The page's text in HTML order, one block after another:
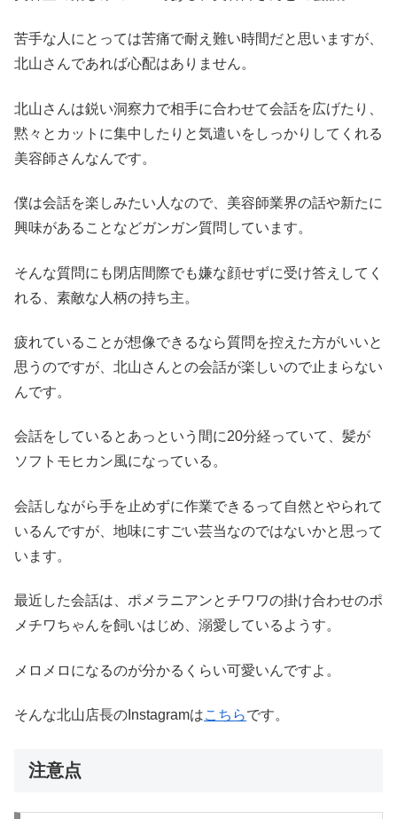
苦手な人にとっては苦痛で耐え難い時間だと思いますが、
北山さんであれば心配はありません。
北山さんは鋭い洞察力で相手に合わせて会話を広げたり、
黙々とカットに集中したりと気遣いをしっかりしてくれる
美容師さんなんです。
僕は会話を楽しみたい人なので、美容師業界の話や新たに
興味があることなどガンガン質問しています。
そんな質問にも閉店間際でも嫌な顔せずに受け答えしてく
れる、素敵な人柄の持ち主。
疲れていることが想像できるなら質問を控えた方がいいと
思うのですが、北山さんとの会話が楽しいので止まらない
んです。
会話をしているとあっという間に20分経っていて、髪が
ソフトモヒカン風になっている。
会話しながら手を止めずに作業できるって自然とやられて
いるんですが、地味にすごい芸当なのではないかと思って
います。
最近した会話は、ポメラニアンとチワワの掛け合わせのポ
メチワちゃんを飼いはじめ、溺愛しているようす。
メロメロになるのが分かるくらい可愛いんですよ。
そんな北山店長のInstagramはこちらです。
注意点